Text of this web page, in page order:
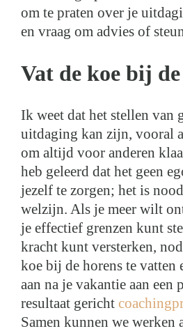
om te praten over je
en vraag om advies of
Vat de koe bij
Ik weet dat het stellen van
uitdaging kan zijn, vooral
om altijd voor anderen
heb geleerd dat het geen
jezelf te zorgen; het is
welzijn. Als je meer wilt
je effectief grenzen kunt
kracht kunt versterken,
koe bij de horens te vatten
aan na je vakantie aan een
resultaat gericht
Samen kunnen we werken